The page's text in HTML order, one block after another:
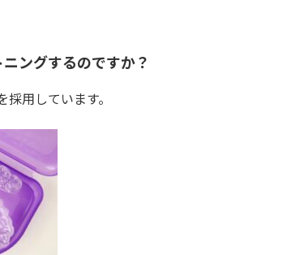
ングするのですか？
用しています。